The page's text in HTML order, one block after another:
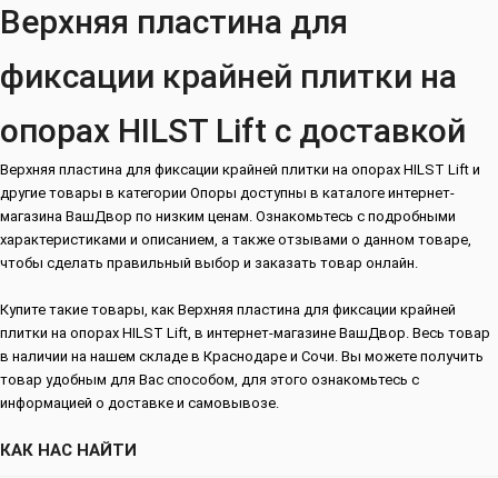
Верхняя пластина для
фиксации крайней плитки на
опорах HILST Lift с доставкой
Верхняя пластина для фиксации крайней плитки на опорах HILST Lift и
другие товары в категории Опоры доступны в каталоге интернет-
магазина ВашДвор по низким ценам. Ознакомьтесь с подробными
характеристиками и описанием, а также отзывами о данном товаре,
чтобы сделать правильный выбор и заказать товар онлайн.
Купите такие товары, как Верхняя пластина для фиксации крайней
плитки на опорах HILST Lift, в интернет-магазине ВашДвор. Весь товар
в наличии на нашем складе в Краснодаре и Сочи. Вы можете получить
товар удобным для Вас способом, для этого ознакомьтесь с
информацией о доставке и самовывозе.
КАК НАС НАЙТИ